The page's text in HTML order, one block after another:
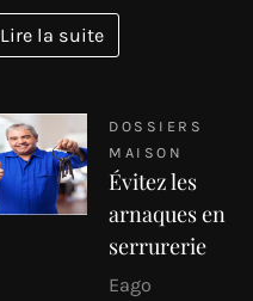
Lire la suite
DOSSIERS
MAISON
Évitez les
arnaques en
serrurerie
Eago